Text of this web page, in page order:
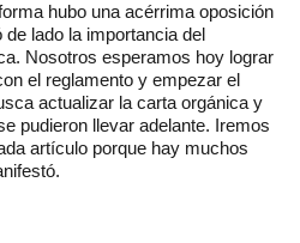
hubo una acérrima oposición
lado la importancia del
Nosotros esperamos hoy lograr
el reglamento y empezar el
actualizar la carta orgánica y
pudieron llevar adelante. Iremos
artículo porque hay muchos